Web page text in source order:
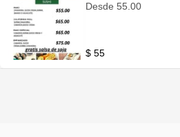
Desde 55.00
$ 55